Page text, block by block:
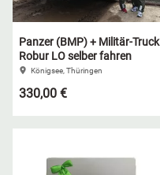
Panzer (BMP) + Militär-Truck
Robur LO selber fahren
Königsee, Thüringen
330,00 €